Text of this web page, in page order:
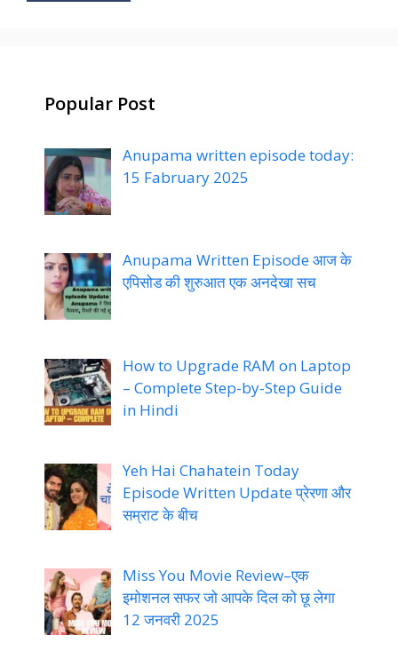
Popular Post
Anupama written episode today:
15 Fabruary 2025
Anupama Written Episode आज के
एपिसोड की शुरुआत एक अनदेखा सच
How to Upgrade RAM on Laptop
– Complete Step-by-Step Guide
in Hindi
Yeh Hai Chahatein Today
Episode Written Update प्रेरणा और
सम्राट के बीच
Miss You Movie Review–एक
इमोशनल सफर जो आपके दिल को छू लेगा
12 जनवरी 2025